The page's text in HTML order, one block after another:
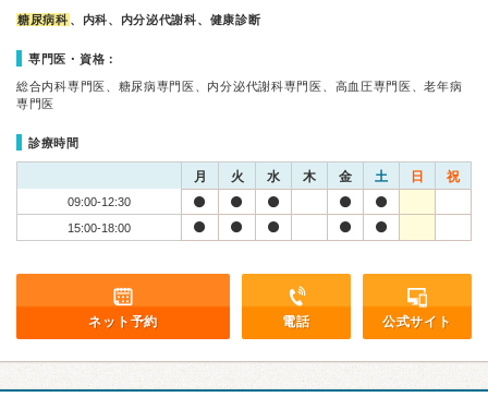
糖尿病科 、内科、内分泌代謝科、健康診断
専門医・資格：
総合内科専門医、糖尿病専門医、内分泌代謝科専門医、高血圧専門医、老年病
専門医
診療時間
月 火 水 木 金 土 日 祝
09:00-12:30
15:00-18:00
ネット予約 電話 公式サイト